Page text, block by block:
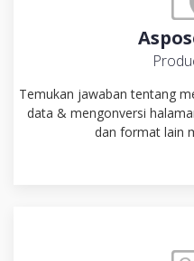
Temukan jawaban tentang
data & mengonversi
dan format lain